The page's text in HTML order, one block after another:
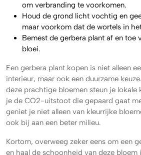
om verbranding te voorkomen.
Houd de grond licht vochtig en
maar voorkom dat de wortels in
Bemest de gerbera plant af en toe
bloei.
Een gerbera plant kopen is niet alleen
interieur, maar ook een duurzame
deze prachtige bloemen steun je lokale
je de CO2-uitstoot die gepaard gaat
geniet je niet alleen van kleurrijke
ook bij aan een beter milieu.
Kortom, overweeg zeker eens om een
en haal de schoonheid van deze bloem